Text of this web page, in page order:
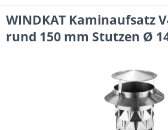
WINDKAT Kaminaufsatz
rund 150 mm Stutzen Ø